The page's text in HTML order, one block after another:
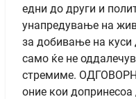
едни до други и
унапредување на
за добивање на куси
само ќе не
стремиме.
оние кои допринесоа